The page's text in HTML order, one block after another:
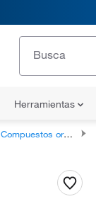
Herramientas
Compuestos orgánicos